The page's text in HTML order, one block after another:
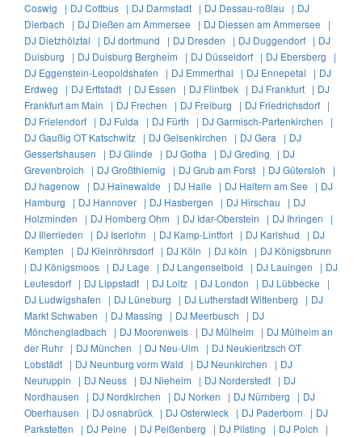
Coswig | DJ Cottbus | DJ Darmstadt | DJ Dessau-roßlau | DJ
Dierbach | DJ Dießen am Ammersee | DJ Diessen am Ammersee |
DJ Dietzhölztal | DJ dortmund | DJ Dresden | DJ Duggendorf | DJ
Duisburg | DJ Duisburg Bergheim | DJ Düsseldorf | DJ Ebersberg |
DJ Eggenstein-Leopoldshafen | DJ Emmerthal | DJ Ennepetal | DJ
Erdweg | DJ Erftstadt | DJ Essen | DJ Flintbek | DJ Frankfurt | DJ
Frankfurt am Main | DJ Frechen | DJ Freiburg | DJ Friedrichsdorf |
DJ Frielendorf | DJ Fulda | DJ Fürth | DJ Garmisch-Partenkirchen |
DJ Gaußig OT Katschwitz | DJ Gelsenkirchen | DJ Gera | DJ
Gessertshausen | DJ Glinde | DJ Gotha | DJ Greding | DJ
Grevenbroich | DJ Großthiemig | DJ Grub am Forst | DJ Gütersloh |
DJ hagenow | DJ Hainewalde | DJ Halle | DJ Haltern am See | DJ
Hamburg | DJ Hannover | DJ Hasbergen | DJ Hirschau | DJ
Holzminden | DJ Homberg Ohm | DJ Idar-Oberstein | DJ Ihringen |
DJ Illerrieden | DJ Iserlohn | DJ Kamp-Lintfort | DJ Karlshud | DJ
Kempten | DJ Kleinröhrsdorf | DJ Köln | DJ köln | DJ Königsbrunn
| DJ Königsmoos | DJ Lage | DJ Langenselbold | DJ Lauingen | DJ
Leutesdorf | DJ Lippstadt | DJ Loitz | DJ London | DJ Lübbecke |
DJ Ludwigshafen | DJ Lüneburg | DJ Lutherstadt Wittenberg | DJ
Markt Schwaben | DJ Massing | DJ Meerbusch | DJ
Mönchengladbach | DJ Moorenweis | DJ Mülheim | DJ Mülheim an
der Ruhr | DJ München | DJ Neu-Ulm | DJ Neukieritzsch OT
Lobstädt | DJ Neunburg vorm Wald | DJ Neunkirchen | DJ
Neuruppin | DJ Neuss | DJ Nieheim | DJ Norderstedt | DJ
Nordhausen | DJ Nordkirchen | DJ Norken | DJ Nürnberg | DJ
Oberhausen | DJ osnabrück | DJ Osterwieck | DJ Paderborn | DJ
Parkstetten | DJ Peine | DJ Peißenberg | DJ Pilsting | DJ Polch |